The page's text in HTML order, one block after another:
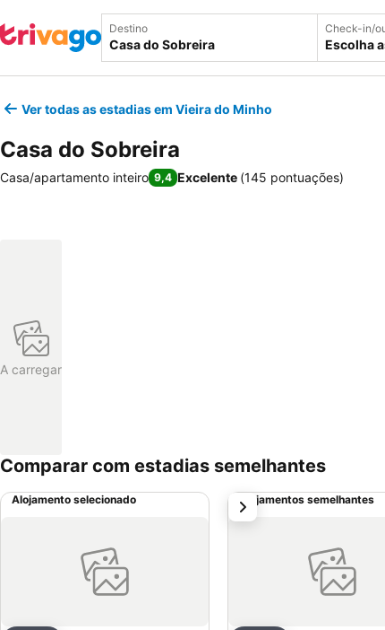
Destino Check-in/
Escolha
Ver todas as estadias em Vieira do Minho
Casa do Sobreira
Casa/apartamento inteiro 9,4 Excelente (145 pontuações)
A carregar
Comparar com estadias semelhantes
Alojamento selecionado Alojamentos semelhantes
próximo